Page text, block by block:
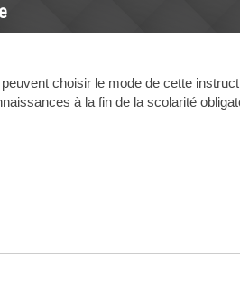
choisir le mode de cette
à la fin de la scolarité